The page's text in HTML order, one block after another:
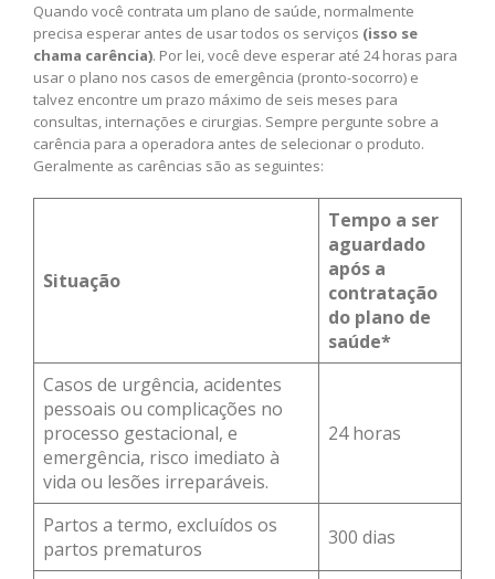
Quando você contrata um plano de saúde, normalmente
precisa esperar antes de usar todos os serviços (isso se
chama carência). Por lei, você deve esperar até 24 horas para
usar o plano nos casos de emergência (pronto-socorro) e
talvez encontre um prazo máximo de seis meses para
consultas, internações e cirurgias. Sempre pergunte sobre a
carência para a operadora antes de selecionar o produto.
Geralmente as carências são as seguintes:
Situação
Tempo a ser
aguardado
após a
contratação
do plano de
saúde*
Casos de urgência, acidentes
pessoais ou complicações no
processo gestacional, e
emergência, risco imediato à
vida ou lesões irreparáveis.
24 horas
Partos a termo, excluídos os
partos prematuros
300 dias